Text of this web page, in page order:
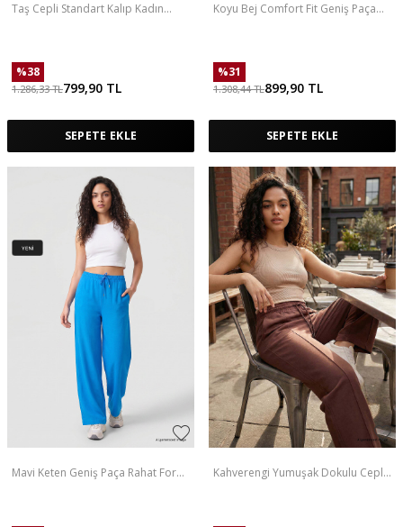
Taş Cepli Standart Kalıp Kadın
%38
1.286,33TL799,90 TL
SEPETE EKLE
Koyu Bej Comfort Fit Geniş Paça
%31
1.308,44TL899,90 TL
SEPETE EKLE
Mavi Keten Geniş Paça Rahat Form
Kahverengi Yumuşak Dokulu Cepli